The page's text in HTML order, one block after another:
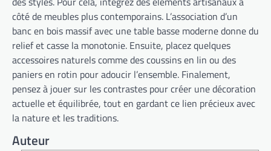
côté de meubles plus contemporains. L’association d’un
banc en bois massif avec une table basse moderne donne du
relief et casse la monotonie. Ensuite, placez quelques
accessoires naturels comme des coussins en lin ou des
paniers en rotin pour adoucir l’ensemble. Finalement,
pensez à jouer sur les contrastes pour créer une décoration
actuelle et équilibrée, tout en gardant ce lien précieux avec
la nature et les traditions.
Auteur